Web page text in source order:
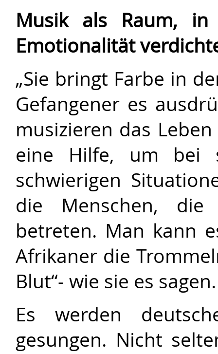
Musik als Raum,
Emotionalität
„Sie bringt Farbe in
Gefangener es
musizieren das
eine Hilfe, um bei
schwierigen
die Menschen,
betreten. Man kann
Afrikaner die
Blut“- wie sie es sagen.
Es werden
gesungen. Nicht